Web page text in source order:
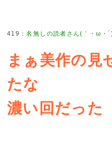
419 ：名無しの読者さん(｀・ω・
まぁ美作の見
たな
濃い回だった